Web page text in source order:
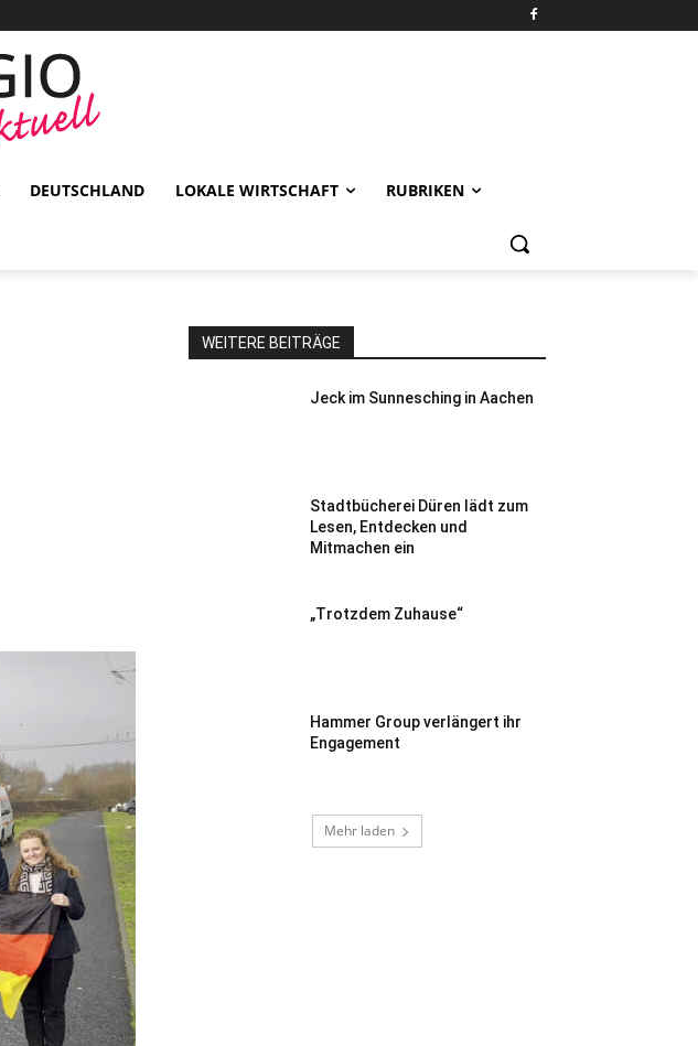
DEUTSCHLAND LOKALE WIRTSCHAFT RUBRIKEN
WEITERE BEITRÄGE
Jeck im Sunnesching in Aachen
Stadtbücherei Düren lädt zum
Lesen, Entdecken und
Mitmachen ein
„Trotzdem Zuhause“
Hammer Group verlängert ihr
Engagement
Mehr laden